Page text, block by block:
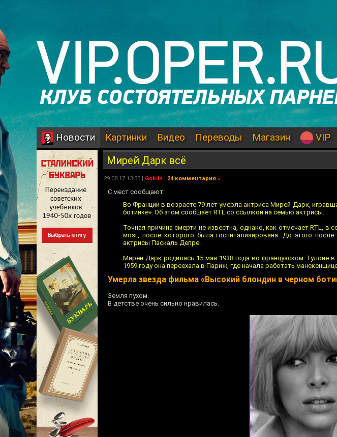
Новости Картинки Видео Переводы Магазин VIP
Мирей Дарк всё
29.08.17 13:33 | Goblin | 24 комментария »
С мест сообщают:
Во Франции в возрасте 79 лет умерла актриса Мирей Дарк,
ботинке». Об этом сообщает RTL со ссылкой на семью актрисы.
Точная причина смерти не известна, однако, как отмечает RTL, в
мозг, после которого была госпитализирована. До этого
актрисы Паскаль Депре.
Мирей Дарк родилась 15 мая 1938 года во французском Тулоне
1959 году она переехала в Париж, где начала работать
Умерла звезда фильма «Высокий блондин в черном
Земля пухом.
В детстве очень сильно нравилась.